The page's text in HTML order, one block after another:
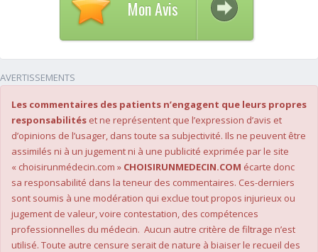
Mon Avis
AVERTISSEMENTS
Les commentaires des patients n’engagent que leurs propres
responsabilités et ne représentent que l’expression d’avis et
d’opinions de l’usager, dans toute sa subjectivité. Ils ne peuvent être
assimilés ni à un jugement ni à une publicité exprimée par le site
« choisirunmédecin.com » CHOISIRUNMEDECIN.COM écarte donc
sa responsabilité dans la teneur des commentaires. Ces-derniers
sont soumis à une modération qui exclue tout propos injurieux ou
jugement de valeur, voire contestation, des compétences
professionnelles du médecin. Aucun autre critère de filtrage n’est
utilisé. Toute autre censure serait de nature à biaiser le recueil des